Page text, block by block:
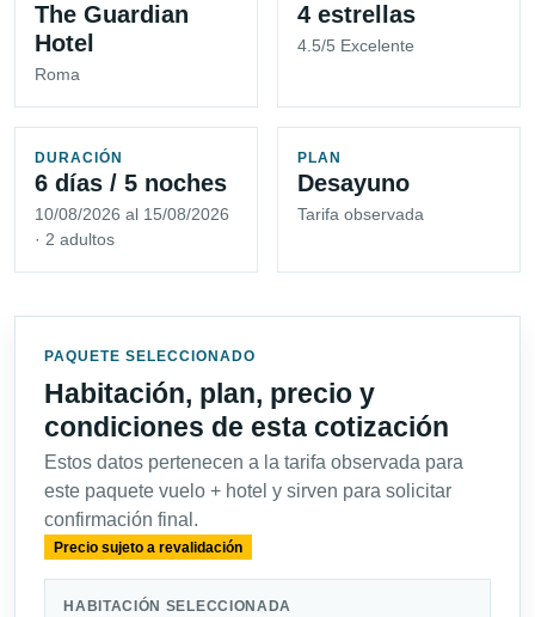
The Guardian
Hotel
Roma
4 estrellas
4.5/5 Excelente
DURACIÓN
6 días / 5 noches
10/08/2026 al 15/08/2026
· 2 adultos
PLAN
Desayuno
Tarifa observada
PAQUETE SELECCIONADO
Habitación, plan, precio y
condiciones de esta cotización
Estos datos pertenecen a la tarifa observada para
este paquete vuelo + hotel y sirven para solicitar
confirmación final.
Precio sujeto a revalidación
HABITACIÓN SELECCIONADA